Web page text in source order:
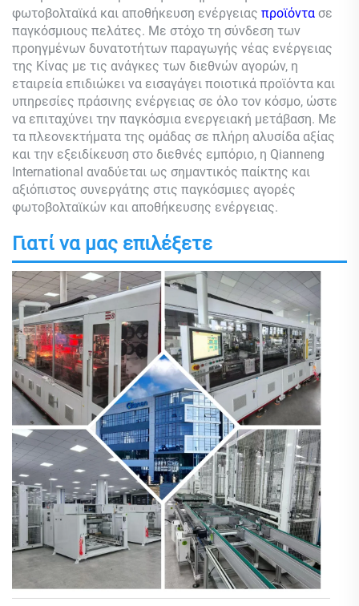
φωτοβολταϊκά και αποθήκευση ενέργειας προϊόντα σε
παγκόσμιους πελάτες. Με στόχο τη σύνδεση των
προηγμένων δυνατοτήτων παραγωγής νέας ενέργειας
της Κίνας με τις ανάγκες των διεθνών αγορών, η
εταιρεία επιδιώκει να εισαγάγει ποιοτικά προϊόντα και
υπηρεσίες πράσινης ενέργειας σε όλο τον κόσμο, ώστε
να επιταχύνει την παγκόσμια ενεργειακή μετάβαση. Με
τα πλεονεκτήματα της ομάδας σε πλήρη αλυσίδα αξίας
και την εξειδίκευση στο διεθνές εμπόριο, η Qianneng
International αναδύεται ως σημαντικός παίκτης και
αξιόπιστος συνεργάτης στις παγκόσμιες αγορές
φωτοβολταϊκών και αποθήκευσης ενέργειας.
Γιατί να μας επιλέξετε